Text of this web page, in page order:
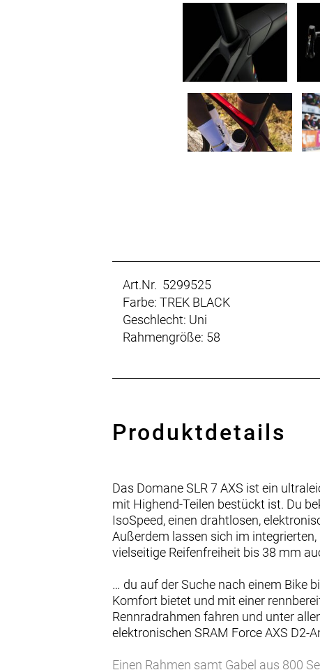
Art.Nr. 5299525
Farbe: TREK BLACK
Geschlecht: Uni
Rahmengröße: 58
Produktdetails
Das Domane SLR 7 AXS ist ein
mit Highend-Teilen bestückt ist. Du
IsoSpeed, einen drahtlosen,
Außerdem lassen sich im
vielseitige Reifenfreiheit bis 38 mm
… du auf der Suche nach einem Bike
Komfort bietet und mit einer
Rennradrahmen fahren und unter
elektronischen SRAM Force AXS D2-
Einen Rahmen samt Gabel aus 800